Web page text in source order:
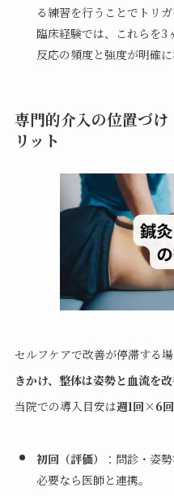
る練習を行うことでトリ
臨床経験では、これらを3
反応の頻度と強度が明確
専門的介入の位置づ
リット
セルフケアで改善が停滞する場
きかけ、整体は姿勢と血流を
当院での導入目安は週1回×6回
初回（評価）
：問診・姿
必要なら医師と連携。